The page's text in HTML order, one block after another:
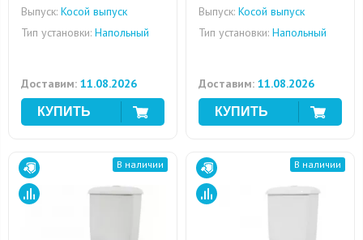
Выпуск: Косой выпуск
Тип установки: Напольный
Доставим: 11.08.2026
Выпуск: Косой выпуск
Тип установки: Напольный
Доставим: 11.08.2026
В наличии В наличии